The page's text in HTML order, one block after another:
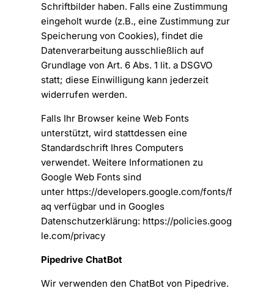
Schriftbilder haben. Falls eine Zustimmung
eingeholt wurde (z.B., eine Zustimmung zur
Speicherung von Cookies), findet die
Datenverarbeitung ausschließlich auf
Grundlage von Art. 6 Abs. 1 lit. a DSGVO
statt; diese Einwilligung kann jederzeit
widerrufen werden.
Falls Ihr Browser keine Web Fonts
unterstützt, wird stattdessen eine
Standardschrift Ihres Computers
verwendet. Weitere Informationen zu
Google Web Fonts sind
unter https://developers.google.com/fonts/f
aq verfügbar und in Googles
Datenschutzerklärung: https://policies.goog
le.com/privacy
Pipedrive ChatBot
Wir verwenden den ChatBot von Pipedrive.